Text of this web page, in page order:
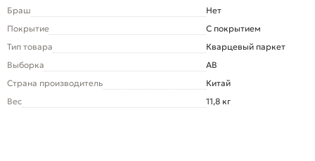
Браш
Нет
Покрытие
С покрытием
Тип товара
Кварцевый паркет
Выборка
AB
Страна производитель
Китай
Вес
11,8 кг